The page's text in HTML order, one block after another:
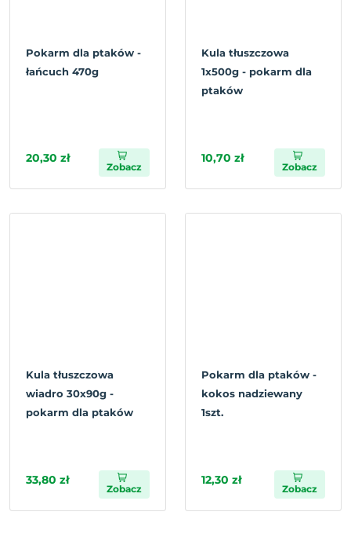
Pokarm dla ptaków -
łańcuch 470g
20,30 zł
Zobacz
Kula tłuszczowa
1x500g - pokarm dla
ptaków
10,70 zł
Zobacz
Kula tłuszczowa
wiadro 30x90g -
pokarm dla ptaków
33,80 zł
Zobacz
Pokarm dla ptaków -
kokos nadziewany
1szt.
12,30 zł
Zobacz